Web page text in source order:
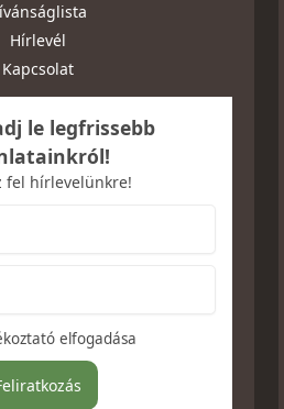
Hírlevél
Kapcsolat
le legfrissebb
fel hírlevelünkre!
elfogadása